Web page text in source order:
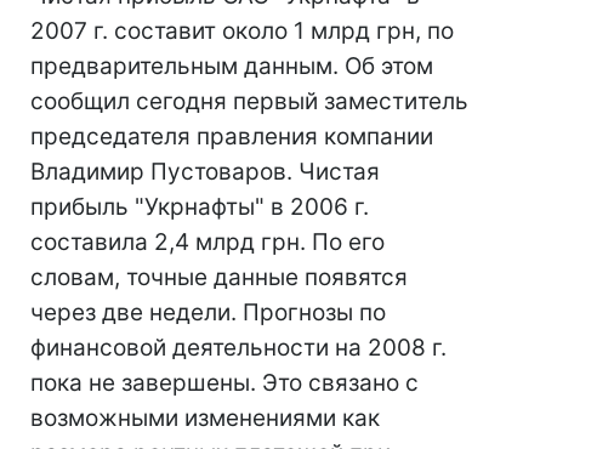
2007 г. составит около 1 млрд грн, по
предварительным данным. Об этом
сообщил сегодня первый заместитель
председателя правления компании
Владимир Пустоваров. Чистая
прибыль "Укрнафты" в 2006 г.
составила 2,4 млрд грн. По его
словам, точные данные появятся
через две недели. Прогнозы по
финансовой деятельности на 2008 г.
пока не завершены. Это связано с
возможными изменениями как